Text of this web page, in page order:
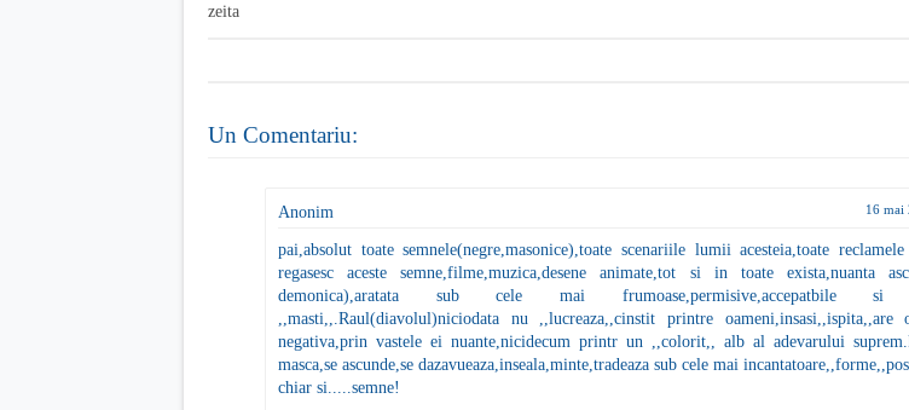
zeita
Un Comentariu:
Anonim 16 mai
pai,absolut toate semnele(negre,masonice),toate scenariile lumii acesteia,toate
regasesc aceste semne,filme,muzica,desene animate,tot si in toate exista,nuanta
demonica),aratata sub cele mai frumoase,permisive,accepatbile si
,,masti,,.Raul(diavolul)niciodata nu ,,lucreaza,,cinstit printre oameni,insasi,,ispita,,are
negativa,prin vastele ei nuante,nicidecum printr un ,,colorit,, alb al adevarului
masca,se ascunde,se dazavueaza,inseala,minte,tradeaza sub cele mai
chiar si.....semne!